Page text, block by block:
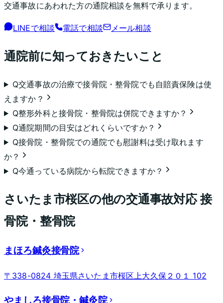
交通事故にあわれた方の通院相談を無料で承ります。
LINEで相談 電話で相談 メール相談
通院前に知っておきたいこと
Q交通事故の治療で接骨院・整骨院でも自賠責保険は使
えますか？
Q整形外科と接骨院・整骨院は併院できますか？
Q通院期間の目安はどれくらいですか？
Q接骨院・整骨院での通院でも慰謝料は受け取れます
か？
Q今通っている病院から転院できますか？
さいたま市桜区の他の交通事故対応 接
骨院・整骨院
まほろ鍼灸接骨院
〒338-0824 埼玉県さいたま市桜区上大久保２０１ 102
やましろ接骨院・鍼灸院